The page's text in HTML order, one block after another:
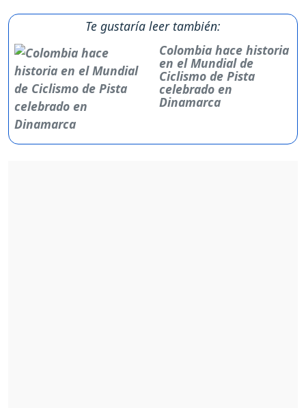
Te gustaría leer también:
Colombia hace historia
en el Mundial de
Ciclismo de Pista
celebrado en
Dinamarca